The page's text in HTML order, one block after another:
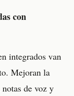
con
integrados van
Mejoran la
de voz y